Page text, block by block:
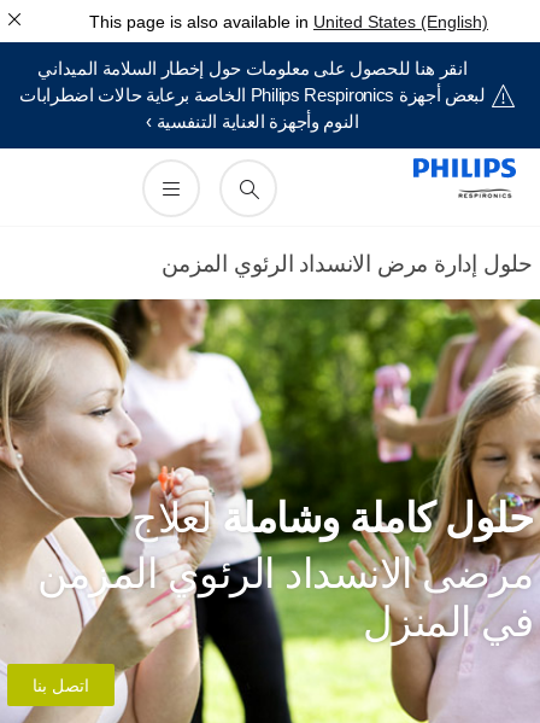
This page is also available in United States (English)
انقر هنا للحصول على معلومات حول إخطار السلامة الميداني
لبعض أجهزة Philips Respironics الخاصة برعاية حالات اضطرابات
النوم وأجهزة العناية التنفسية ›
إدارة مرض الانسداد الرئوي المزمن
كاملة وشاملة لعلاج
الانسداد الرئوي المزمن
المنزل
اتصل بنا